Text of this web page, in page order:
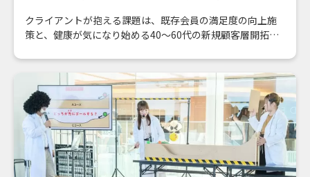
クライアントが抱える課題は、既存会員の満足度の向上施
策と、健康が気になり始める40～60代の新規顧客層開拓。
手段として動画を提案。定期的に良質な動画を公開するこ
とで、より幅広い層にアプローチすることが可能になりま
した。